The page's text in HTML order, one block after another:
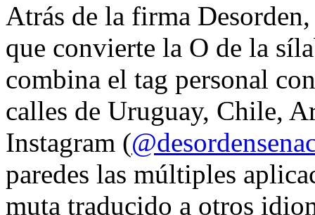
Atrás de la firma
que convierte la O de la
combina el tag personal
calles de Uruguay, Chile,
Instagram (
paredes las múltiples
muta traducido a otros